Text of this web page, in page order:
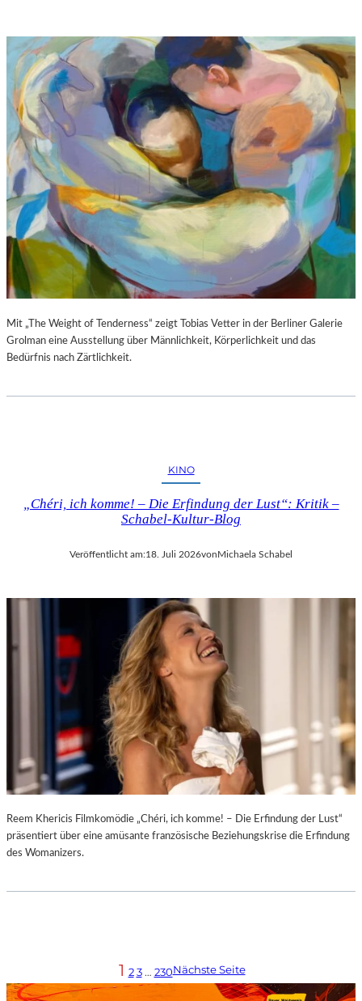
Mit „The Weight of Tenderness“ zeigt Tobias Vetter in der Berliner Galerie
Grolman eine Ausstellung über Männlichkeit, Körperlichkeit und das
Bedürfnis nach Zärtlichkeit.
KINO
„Chéri, ich komme! – Die Erfindung der Lust“: Kritik –
Schabel-Kultur-Blog
Veröffentlicht am:18. Juli 2026vonMichaela Schabel
Reem Khericis Filmkomödie „Chéri, ich komme! – Die Erfindung der Lust“
präsentiert über eine amüsante französische Beziehungskrise die Erfindung
des Womanizers.
1 2 3 … 230Nächste Seite